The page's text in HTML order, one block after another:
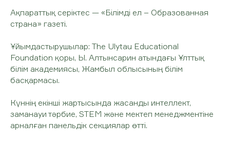
Ақпараттық серіктес — «Білімді ел – Образованная
страна» газеті.
Ұйымдастырушылар: The Ulytau Educational
Foundation қоры, Ы. Алтынсарин атындағы Ұлттық
білім академиясы, Жамбыл облысының білім
басқармасы.
Күннің екінші жартысында жасанды интеллект,
заманауи тәрбие, STEM және мектеп менеджментіне
арналған панельдік секциялар өтті.